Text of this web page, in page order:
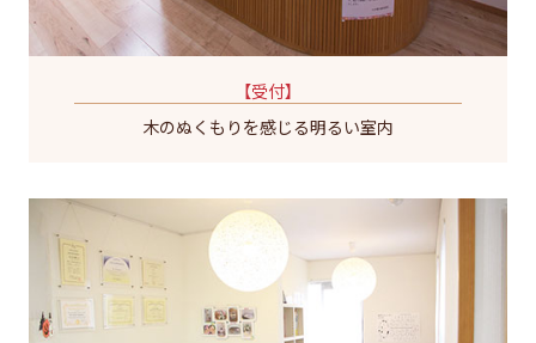
【受付】
木のぬくもりを感じる明るい室内